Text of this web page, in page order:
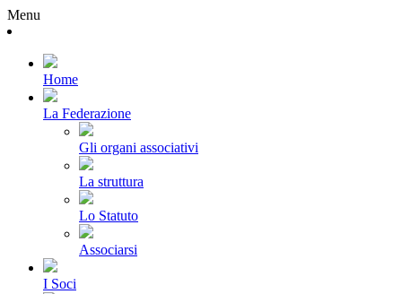
Menu
Home
La Federazione
Gli organi associativi
La struttura
Lo Statuto
Associarsi
I Soci